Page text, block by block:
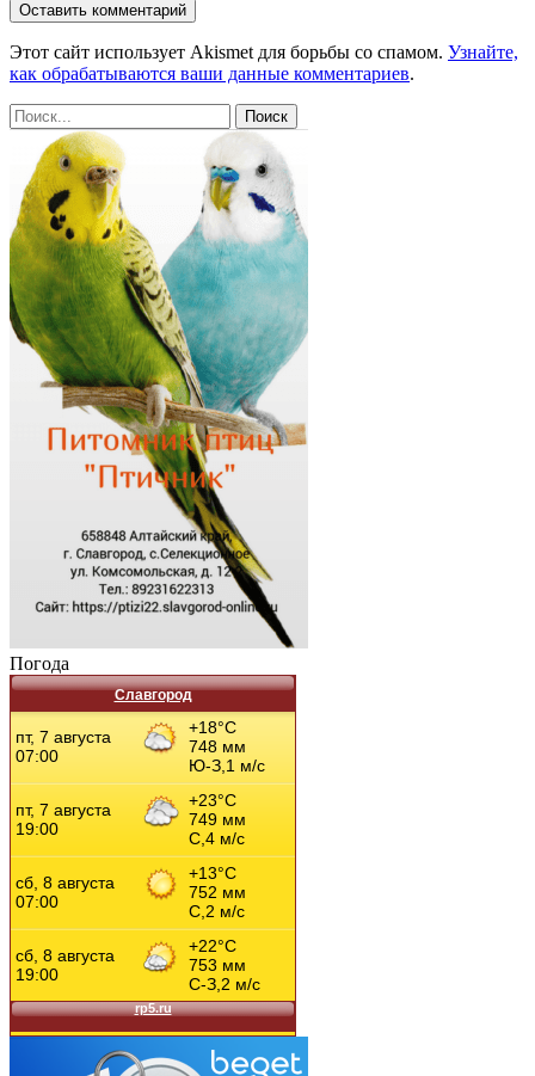
Этот сайт использует Akismet для борьбы со спамом. Узнайте,
как обрабатываются ваши данные комментариев.
Погода
Славгород